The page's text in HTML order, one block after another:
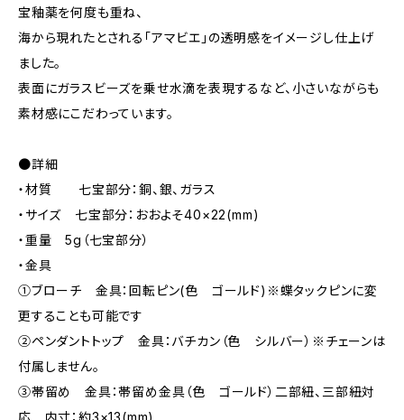
宝釉薬を何度も重ね、
海から現れたとされる「アマビエ」の透明感をイメージし仕上げ
ました。
表面にガラスビーズを乗せ水滴を表現するなど、小さいながらも
素材感にこだわっています。
●詳細
・材質 七宝部分：銅、銀、ガラス
・サイズ 七宝部分：おおよそ40×22(mm)
・重量 5g（七宝部分）
・金具
①ブローチ 金具：回転ピン(色 ゴールド)※蝶タックピンに変
更することも可能です
②ペンダントトップ 金具：バチカン（色 シルバー）※チェーンは
付属しません。
③帯留め 金具：帯留め金具（色 ゴールド）二部紐、三部紐対
応 内寸：約3×13(mm)